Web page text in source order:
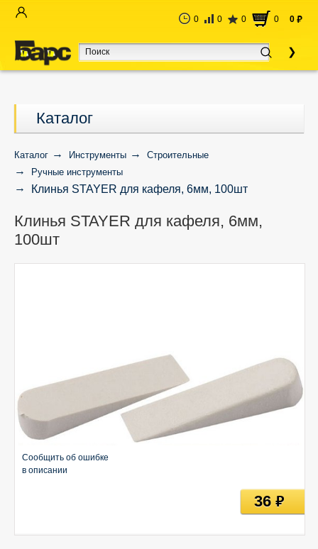
0 0 0 0 0 руб
Каталог
Каталог Инструменты
Строительные
Ручные инструменты
Клинья STAYER для кафеля, 6мм, 100шт
Клинья STAYER для кафеля, 6мм,
100шт
Сообщить об ошибке
в описании
36руб